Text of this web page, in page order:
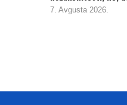
7. Avgusta 2026.